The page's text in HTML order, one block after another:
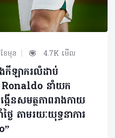
ែមុន | 4.7K មើល
ឡាករលំដាប់
នាំយក
កើនសមត្ថភាពរាងកាយ
ៃ តាមរយៈយុទ្ធនាការ